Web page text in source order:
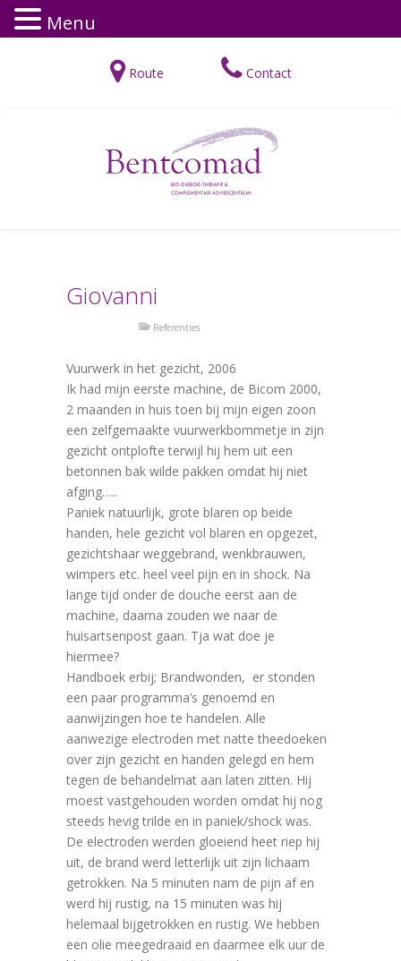
Route Contact
Giovanni
Referenties
Vuurwerk in het gezicht, 2006
Ik had mijn eerste machine, de Bicom 2000,
2 maanden in huis toen bij mijn eigen zoon
een zelfgemaakte vuurwerkbommetje in zijn
gezicht ontplofte terwijl hij hem uit een
betonnen bak wilde pakken omdat hij niet
afging…..
Paniek natuurlijk, grote blaren op beide
handen, hele gezicht vol blaren en opgezet,
gezichtshaar weggebrand, wenkbrauwen,
wimpers etc. heel veel pijn en in shock. Na
lange tijd onder de douche eerst aan de
machine, daarna zouden we naar de
huisartsenpost gaan. Tja wat doe je
hiermee?
Handboek erbij; Brandwonden, er stonden
een paar programma’s genoemd en
aanwijzingen hoe te handelen. Alle
aanwezige electroden met natte theedoeken
over zijn gezicht en handen gelegd en hem
tegen de behandelmat aan laten zitten. Hij
moest vastgehouden worden omdat hij nog
steeds hevig trilde en in paniek/shock was.
De electroden werden gloeiend heet riep hij
uit, de brand werd letterlijk uit zijn lichaam
getrokken. Na 5 minuten nam de pijn af en
werd hij rustig, na 15 minuten was hij
helemaal bijgetrokken en rustig. We hebben
een olie meegedraaid en daarmee elk uur de
Menu